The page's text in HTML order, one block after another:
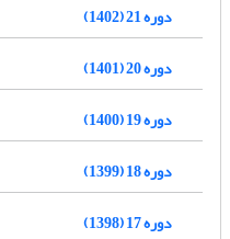
دوره 21 (1402)
دوره 20 (1401)
دوره 19 (1400)
دوره 18 (1399)
دوره 17 (1398)